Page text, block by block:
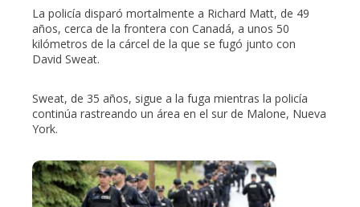
La policía disparó mortalmente a Richard Matt, de 49
años, cerca de la frontera con Canadá, a unos 50
kilómetros de la cárcel de la que se fugó junto con
David Sweat.
Sweat, de 35 años, sigue a la fuga mientras la policía
continúa rastreando un área en el sur de Malone, Nueva
York.